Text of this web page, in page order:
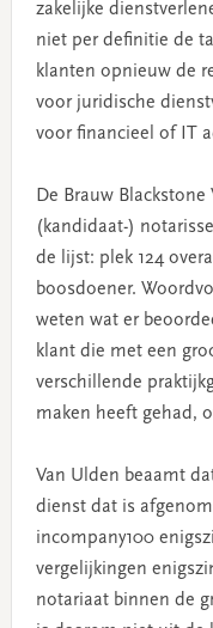
zakelijke
niet per definitie de
klanten opnieuw de
voor juridische
voor financieel of IT
De Brauw
(kandidaat-)
de lijst: plek 124
boosdoener.
weten wat er
klant die met een
verschillende
maken heeft gehad,
Van Ulden beaamt
dienst dat is
incompany100
vergelijkingen
notariaat binnen de